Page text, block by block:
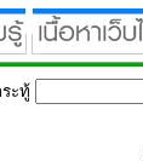
ะทู้